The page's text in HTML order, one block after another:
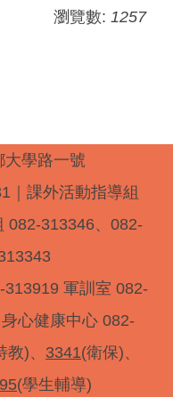
瀏覽數: 1257
大學路一號
｜課外活動指導組
082-313346、082-
軍訓室 082-
心健康中心 082-
教)、 3341(衛保)、
(學生輔導)